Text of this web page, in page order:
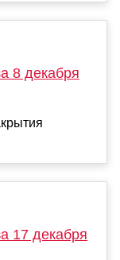
8 декабря
17 декабря